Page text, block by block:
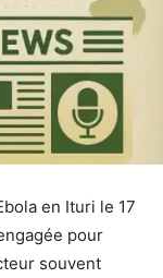
en Ituri le 17
pour
souvent